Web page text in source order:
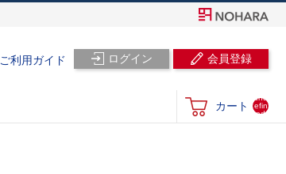
ログイン 会員登録
ご利用ガイド
カート
und
efin
ed